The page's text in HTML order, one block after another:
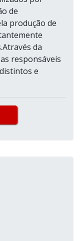
de
produção de
da
responsáveis
e